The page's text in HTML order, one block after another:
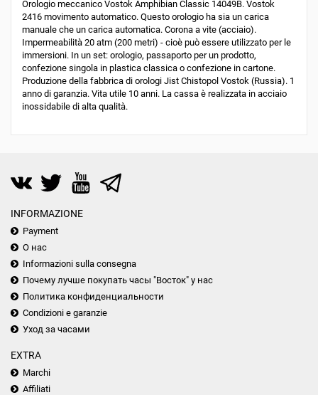
Orologio meccanico Vostok Amphibian Classic 14049B. Vostok
2416 movimento automatico. Questo orologio ha sia un carica
manuale che un carica automatica. Corona a vite (acciaio).
Impermeabilità 20 atm (200 metri) - cioè può essere utilizzato per le
immersioni. In un set: orologio, passaporto per un prodotto,
confezione singola in plastica classica o confezione in cartone.
Produzione della fabbrica di orologi Jist Chistopol Vostok (Russia). 1
anno di garanzia. Vita utile 10 anni. La cassa è realizzata in acciaio
inossidabile di alta qualità.
INFORMAZIONE
Payment
О нас
Informazioni sulla consegna
Почему лучше покупать часы "Восток" у нас
Политика конфиденциальности
Condizioni e garanzie
Уход за часами
EXTRA
Marchi
Affiliati